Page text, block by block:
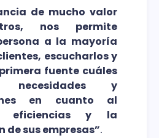
de mucho valor
nos permite
a la mayoría
escucharlos y
fuente cuáles
y
en cuanto al
eficiencias y la
sus empresas”.